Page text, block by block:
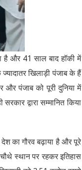
है और 41 साल बाद हॉकी में
खिलाड़ी पंजाब के हैं
पंजाब को पूरी दुनिया में
द्वारा सम्मानित किया
का गौरव बढ़ाया है और पूरे
स्थान पर रहकर इतिहास